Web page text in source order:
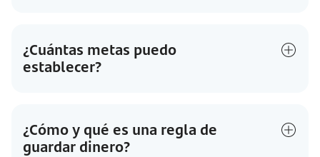
¿Cuántas metas puedo
establecer?
¿Cómo y qué es una regla de
guardar dinero?